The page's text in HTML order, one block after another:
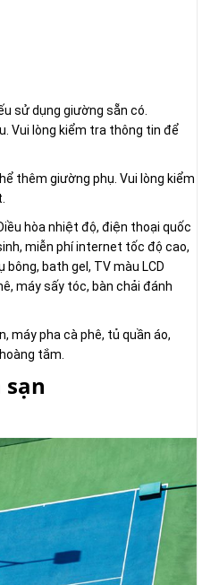
sử dụng giường sẵn có.
Vui lòng kiểm tra thông tin để
thêm giường phụ. Vui lòng kiểm
hòa nhiệt độ, điện thoại quốc
miễn phí internet tốc độ cao,
bath gel, TV màu LCD
máy sấy tóc, bàn chải đánh
máy pha cà phê, tủ quần áo,
tắm.
sạn